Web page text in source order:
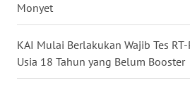
Monyet
KAI Mulai Berlakukan Wajib Tes
Usia 18 Tahun yang Belum Booster
WN
SUMBAR
WN